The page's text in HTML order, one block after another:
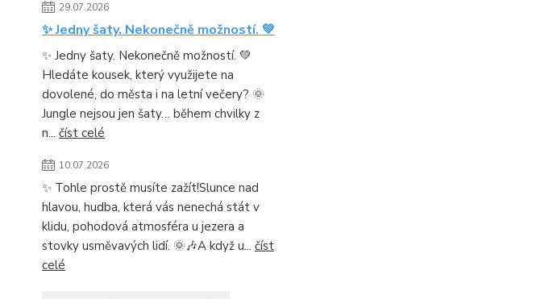
29.07.2026
✨ Jedny šaty. Nekonečně možností. 💚
✨ Jedny šaty. Nekonečně možností. 💚
Hledáte kousek, který využijete na
dovolené, do města i na letní večery? 🌞
Jungle nejsou jen šaty… během chvilky z
n... číst celé
10.07.2026
✨ Tohle prostě musíte zažít!Slunce nad
hlavou, hudba, která vás nenechá stát v
klidu, pohodová atmosféra u jezera a
stovky usměvavých lidí. 🌞🎶A když u... číst
celé